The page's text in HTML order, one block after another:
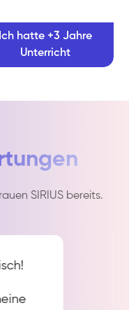
Ich hatte +3 Jahre
Unterricht
SIRIUS bereits.